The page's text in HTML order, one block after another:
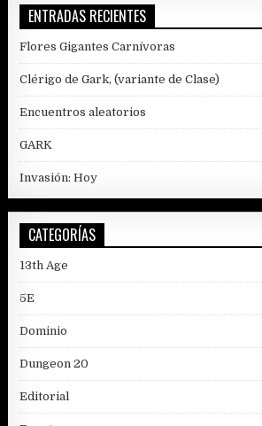
ENTRADAS RECIENTES
Flores Gigantes Carnívoras
Clérigo de Gark, (variante de Clase)
Encuentros aleatorios
GARK
Invasión: Hoy
CATEGORÍAS
13th Age
5E
Dominio
Dungeon 20
Editorial